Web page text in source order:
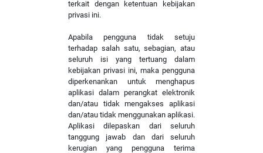
terkait dengan ketentuan kebijakan
privasi ini.
Apabila pengguna tidak setuju
terhadap salah satu, sebagian, atau
seluruh isi yang tertuang dalam
kebijakan privasi ini, maka pengguna
diperkenankan untuk menghapus
aplikasi dalam perangkat elektronik
dan/atau tidak mengakses aplikasi
dan/atau tidak menggunakan aplikasi.
Aplikasi dilepaskan dari seluruh
tanggung jawab dan dari seluruh
kerugian yang pengguna terima